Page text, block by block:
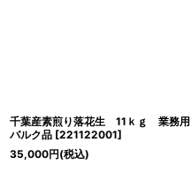
千葉産素煎り落花生 11ｋｇ 業務用
バルク品 [221122001]
35,000円(税込)